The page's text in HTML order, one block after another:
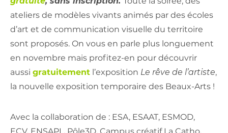
ateliers de modèles vivants animés par des écoles
d’art et de communication visuelle du territoire
sont proposés. On vous en parle plus longuement
en novembre mais profitez-en pour découvrir
aussi gratuitement l’exposition Le rêve de l’artiste,
la nouvelle exposition temporaire des Beaux-Arts !
Avec la collaboration de : ESA, ESAAT, ESMOD,